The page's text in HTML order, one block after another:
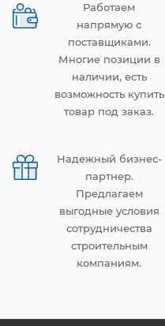
Работаем
напрямую с
поставщиками.
Многие позиции в
наличии, есть
возможность купить
товар под заказ.
Надежный бизнес-
партнер.
Предлагаем
выгодные условия
сотрудничества
строительным
компаниям.